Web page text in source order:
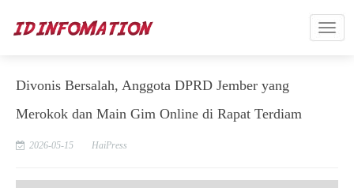
Divonis Bersalah, Anggota DPRD Jember yang
Merokok dan Main Gim Online di Rapat Terdiam
2026-05-15 HaiPress